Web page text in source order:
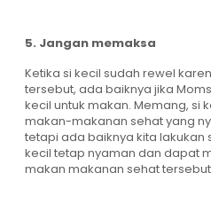
5. Jangan memaksa
Ketika si kecil sudah rewel
tersebut, ada baiknya jika
kecil untuk makan. Memang, si
makan-makanan sehat yang
tetapi ada baiknya kita
kecil tetap nyaman dan dapat
makan makanan sehat